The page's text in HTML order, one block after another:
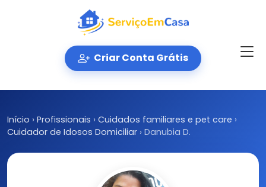
Criar Conta Grátis
Início › Profissionais › Cuidados familiares e pet care ›
Cuidador de Idosos Domiciliar › Danubia D.